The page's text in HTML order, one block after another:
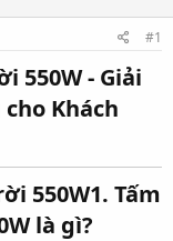
#1
550W - Giải
Khách
1. Tấm
là gì?